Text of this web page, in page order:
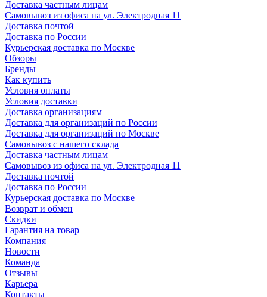
Доставка частным лицам
Самовывоз из офиса на ул. Электродная 11
Доставка почтой
Доставка по России
Курьерская доставка по Москве
Обзоры
Бренды
Как купить
Условия оплаты
Условия доставки
Доставка организациям
Доставка для организаций по России
Доставка для организаций по Москве
Самовывоз с нашего склада
Доставка частным лицам
Самовывоз из офиса на ул. Электродная 11
Доставка почтой
Доставка по России
Курьерская доставка по Москве
Возврат и обмен
Скидки
Гарантия на товар
Компания
Новости
Команда
Отзывы
Карьера
Контакты